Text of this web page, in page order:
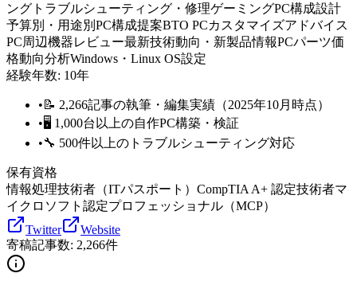
ング トラブルシューティング・修理ゲーミングPC構成設計
予算別・用途別PC構成提案BTO PCカスタマイズアドバイス
PC周辺機器レビュー最新技術動向・新製品情報PCパーツ価
格動向分析Windows・Linux OS設定
経験年数: 10年
• 📝 2,266記事の執筆・編集実績（2025年10月時点）
•🖥️ 1,000台以上の自作PC構築・検証
•🔧 500件以上のトラブルシューティング対応
保有資格
情報処理技術者（ITパスポート） CompTIA A+ 認定技術者マ
イクロソフト認定プロフェッショナル（MCP）
Twitter
Website
寄稿記事数: 2,266件